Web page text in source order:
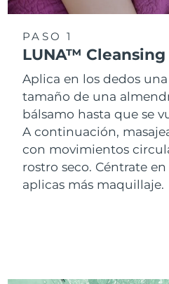
PASO 1
LUNA™
Aplica en los dedos
tamaño de una
bálsamo hasta que se
A continuación,
con movimientos
rostro seco. Céntrate
aplicas más maquillaje.